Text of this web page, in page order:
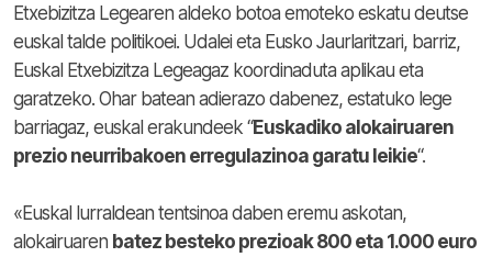
Etxebizitza Legearen aldeko botoa emoteko eskatu deutse
euskal talde politikoei. Udalei eta Eusko Jaurlaritzari, barriz,
Euskal Etxebizitza Legeagaz koordinaduta aplikau eta
garatzeko. Ohar batean adierazo dabenez, estatuko lege
barriagaz, euskal erakundeek “Euskadiko alokairuaren
prezio neurribakoen erregulazinoa garatu leikie“.
«Euskal lurraldean tentsinoa daben eremu askotan,
alokairuaren batez besteko prezioak 800 eta 1.000 euro